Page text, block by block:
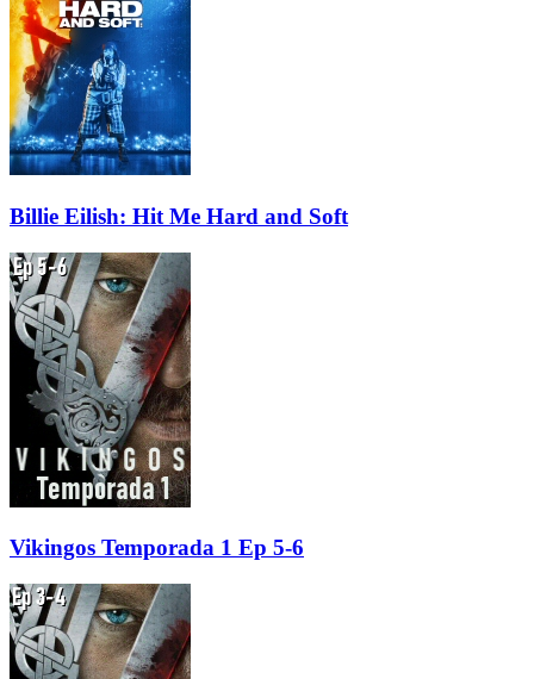
Billie Eilish: Hit Me Hard and Soft
Vikingos Temporada 1 Ep 5-6